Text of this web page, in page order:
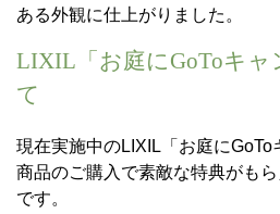
ある外観に仕上がりました。
LIXIL「お庭にGoToキャ
て
現在実施中のLIXIL「お庭に
商品のご購入で素敵な特典がも
です。